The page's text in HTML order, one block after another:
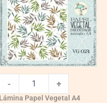
- +
Lámina Papel Vegetal A4